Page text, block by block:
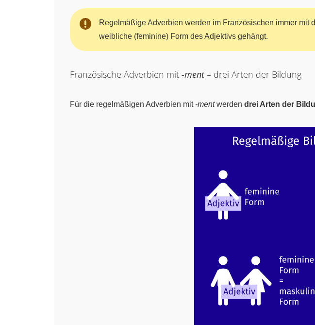
Regelmäßige Adverbien werden im Französischen immer mit
weibliche (feminine) Form des Adjektivs gehängt.
Französische Adverbien mit -ment– drei Arten der Bildung
Für die regelmäßigen Adverbien mit -mentwerden drei Arten der